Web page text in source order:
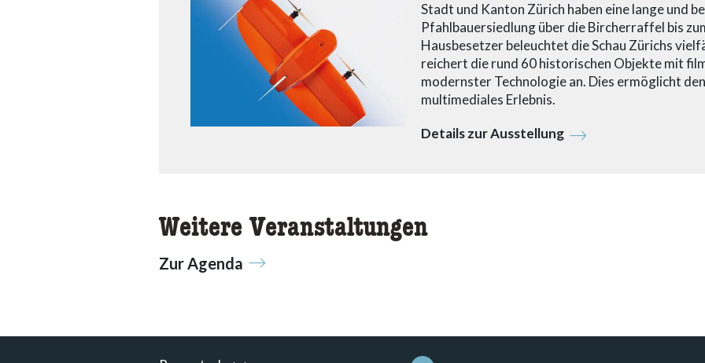
Stadt und Kanton Zürich haben eine lange und
Pfahlbauersiedlung über die Bircherraffel bis
Hausbesetzer beleuchtet die Schau Zürichs
reichert die rund 60 historischen Objekte mit
modernster Technologie an. Dies ermöglicht
multimediales Erlebnis.
Details zur Ausstellung
Weitere Veranstaltungen
Zur Agenda